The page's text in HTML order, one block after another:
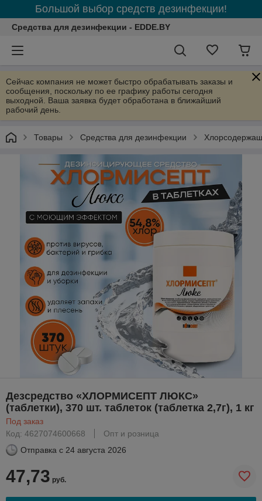
Большой выбор средств дезинфекции!
Средства для дезинфекции - EDDE.BY
Сейчас компания не может быстро обрабатывать заказы и
сообщения, поскольку по ее графику работы сегодня
выходной. Ваша заявка будет обработана в ближайший
рабочий день.
Товары Средства для дезинфекции
Дезсредство «ХЛОРМИСЕПТ ЛЮКС»
(таблетки), 370 шт. таблеток (таблетка 2,7г), 1 кг
Под заказ
Код: 4627074600668
Опт и розница
Отправка с 24 августа 2026
47,73 руб.